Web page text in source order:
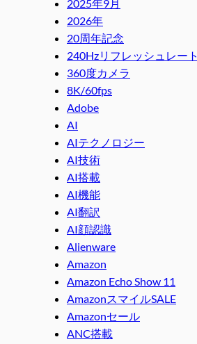
2025年9月
2026年
20周年記念
240Hzリフレッシュレート
360度カメラ
8K/60fps
Adobe
AI
AIテクノロジー
AI技術
AI搭載
AI機能
AI翻訳
AI顔認識
Alienware
Amazon
Amazon Echo Show 11
AmazonスマイルSALE
Amazonセール
ANC搭載